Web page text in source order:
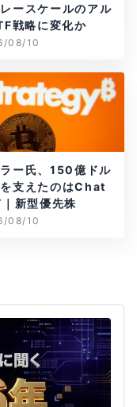
レースケールのアル
戦略に変化か
08/10
ー氏、150億ドル
支えたのはChat
新型優先株
08/10